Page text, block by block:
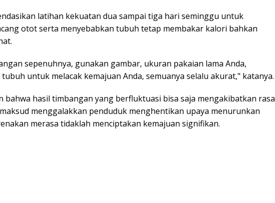
latihan kekuatan dua sampai tiga hari seminggu untuk
otot serta menyebabkan tubuh tetap membakar kalori bahkan
sepenuhnya, gunakan gambar, ukuran pakaian lama Anda,
untuk melacak kemajuan Anda, semuanya selalu akurat," katanya.
bahwa hasil timbangan yang berfluktuasi bisa saja mengakibatkan rasa
menggalakkan penduduk menghentikan upaya menurunkan
merasa tidaklah menciptakan kemajuan signifikan.